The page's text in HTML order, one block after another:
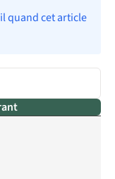
quand cet article